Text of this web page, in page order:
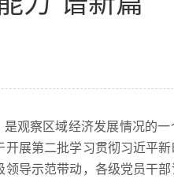
观察区域经济发展情况的
展第二批学习贯彻习近平
导示范带动，各级党员干